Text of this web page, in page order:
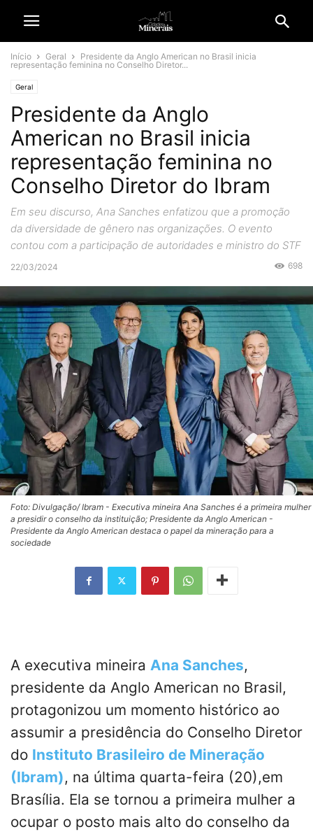
Início Geral
Presidente da Anglo American no Brasil inicia
representação feminina no Conselho Diretor...
Geral
Presidente da Anglo
American no Brasil inicia
representação feminina no
Conselho Diretor do Ibram
Em seu discurso, Ana Sanches enfatizou que a promoção
da diversidade de gênero nas organizações. O evento
contou com a participação de autoridades e ministro do STF
22/03/2024 698
Foto: Divulgação/ Ibram - Executiva mineira Ana Sanches é a primeira mulher
a presidir o conselho da instituição; Presidente da Anglo American -
Presidente da Anglo American destaca o papel da mineração para a
sociedade
A executiva mineira Ana Sanches,
presidente da Anglo American no Brasil,
protagonizou um momento histórico ao
assumir a presidência do Conselho Diretor
do Instituto Brasileiro de Mineração
(Ibram), na última quarta-feira (20),em
Brasília. Ela se tornou a primeira mulher a
ocupar o posto mais alto do conselho da